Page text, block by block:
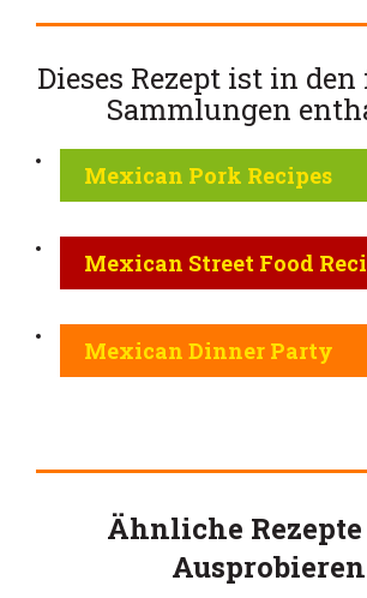
Dieses Rezept ist in
Sammlungen
Mexican Pork Recipes
Mexican Street Food
Mexican Dinner Party
Ähnliche
Ausprobieren